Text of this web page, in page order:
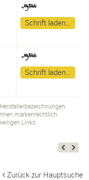
Schrift laden…
Schrift laden…
markenrechtlich
Links.
Zurück zur Hauptsuche